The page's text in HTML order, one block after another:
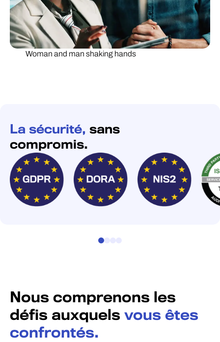
Woman and man shaking hands
La sécurité, sans
compromis.
Nous comprenons les
défis auxquels vous êtes
confrontés.